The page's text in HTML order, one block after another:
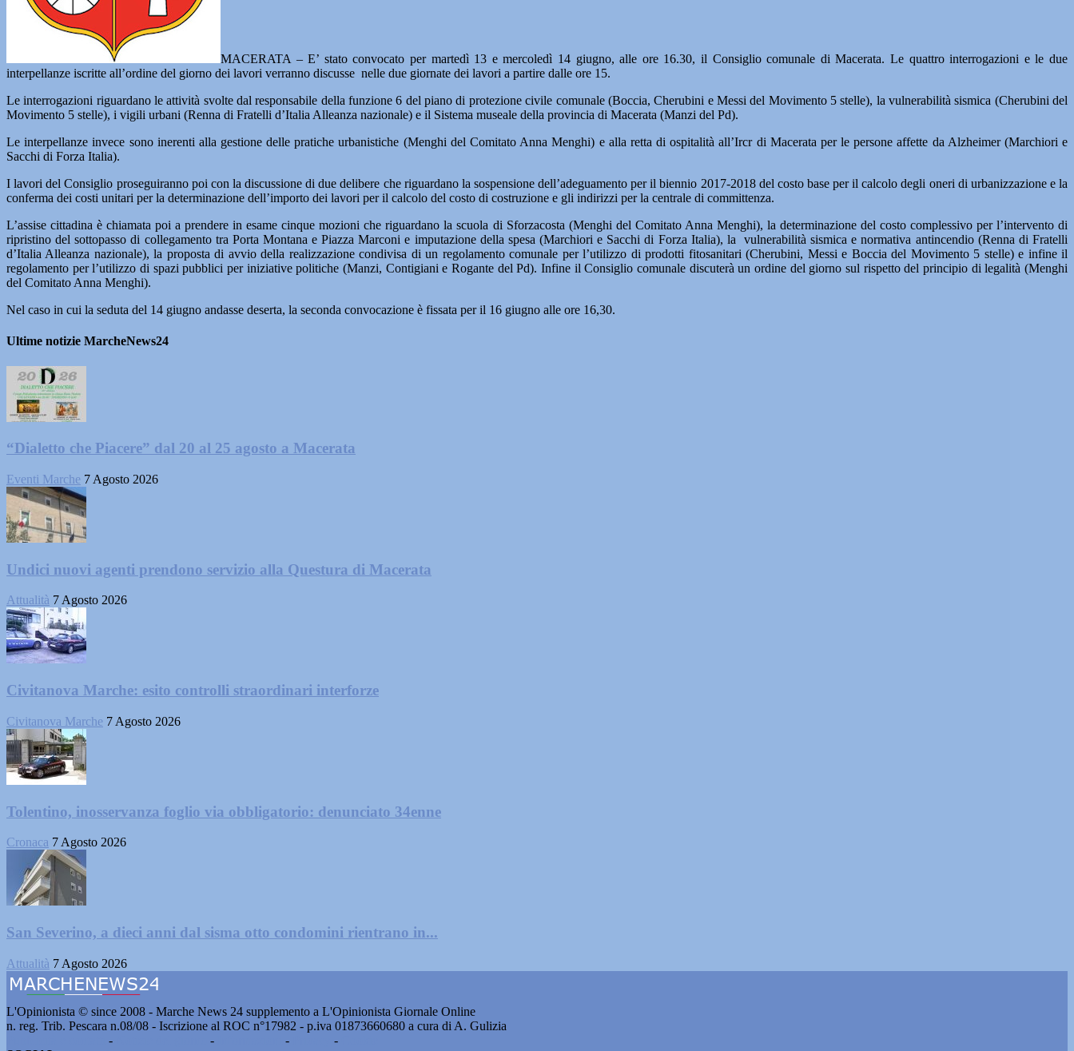
MACERATA – E’ stato convocato per martedì 13 e mercoledì 14 giugno, alle ore 16.30, il Consiglio comunale di Macerata. Le quattro interrogazioni e le due
interpellanze iscritte all’ordine del giorno dei lavori verranno discusse nelle due giornate dei lavori a partire dalle ore 15.
Le interrogazioni riguardano le attività svolte dal responsabile della funzione 6 del piano di protezione civile comunale (Boccia, Cherubini e Messi del Movimento 5 stelle), la vulnerabilità sismica (Cherubini del
Movimento 5 stelle), i vigili urbani (Renna di Fratelli d’Italia Alleanza nazionale) e il Sistema museale della provincia di Macerata (Manzi del Pd).
Le interpellanze invece sono inerenti alla gestione delle pratiche urbanistiche (Menghi del Comitato Anna Menghi) e alla retta di ospitalità all’Ircr di Macerata per le persone affette da Alzheimer (Marchiori e
Sacchi di Forza Italia).
I lavori del Consiglio proseguiranno poi con la discussione di due delibere che riguardano la sospensione dell’adeguamento per il biennio 2017-2018 del costo base per il calcolo degli oneri di urbanizzazione e la
conferma dei costi unitari per la determinazione dell’importo dei lavori per il calcolo del costo di costruzione e gli indirizzi per la centrale di committenza.
L’assise cittadina è chiamata poi a prendere in esame cinque mozioni che riguardano la scuola di Sforzacosta (Menghi del Comitato Anna Menghi), la determinazione del costo complessivo per l’intervento di
ripristino del sottopasso di collegamento tra Porta Montana e Piazza Marconi e imputazione della spesa (Marchiori e Sacchi di Forza Italia), la vulnerabilità sismica e normativa antincendio (Renna di Fratelli
d’Italia Alleanza nazionale), la proposta di avvio della realizzazione condivisa di un regolamento comunale per l’utilizzo di prodotti fitosanitari (Cherubini, Messi e Boccia del Movimento 5 stelle) e infine il
regolamento per l’utilizzo di spazi pubblici per iniziative politiche (Manzi, Contigiani e Rogante del Pd). Infine il Consiglio comunale discuterà un ordine del giorno sul rispetto del principio di legalità (Menghi
del Comitato Anna Menghi).
Nel caso in cui la seduta del 14 giugno andasse deserta, la seconda convocazione è fissata per il 16 giugno alle ore 16,30.
Ultime notizie MarcheNews24
“Dialetto che Piacere” dal 20 al 25 agosto a Macerata
Eventi Marche 7 Agosto 2026
Undici nuovi agenti prendono servizio alla Questura di Macerata
Attualità 7 Agosto 2026
Civitanova Marche: esito controlli straordinari interforze
Civitanova Marche 7 Agosto 2026
Tolentino, inosservanza foglio via obbligatorio: denunciato 34enne
Cronaca 7 Agosto 2026
San Severino, a dieci anni dal sisma otto condomini rientrano in...
Attualità 7 Agosto 2026
L'Opinionista © since 2008 - Marche News 24 supplemento a L'Opinionista Giornale Online
n. reg. Trib. Pescara n.08/08 - Iscrizione al ROC n°17982 - p.iva 01873660680 a cura di A. Gulizia
- - - -